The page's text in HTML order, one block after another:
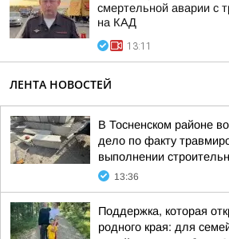
смертельной аварии с
на КАД
13:11
ЛЕНТА НОВОСТЕЙ
В Тосненском районе
дело по факту
выполнении
13:36
Поддержка, которая
родного края: для